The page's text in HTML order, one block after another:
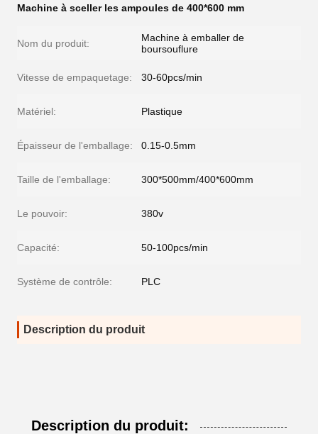
Machine à sceller les ampoules de 400*600 mm
Nom du produit:
Machine à emballer de
boursouflure
Vitesse de empaquetage: 30-60pcs/min
Matériel: Plastique
Épaisseur de l'emballage: 0.15-0.5mm
Taille de l'emballage: 300*500mm/400*600mm
Le pouvoir: 380v
Capacité: 50-100pcs/min
Système de contrôle: PLC
Description du produit
Description du produit: